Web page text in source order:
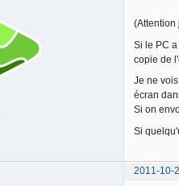
(Attention
Si le PC
copie de
Je ne
écran
Si on
Si
2011-10-